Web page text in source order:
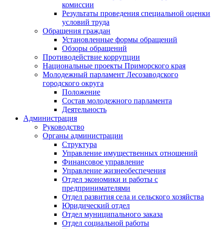
комиссии
Результаты проведения специальной оценки
условий труда
Обращения граждан
Установленные формы обращений
Обзоры обращений
Противодействие коррупции
Национальные проекты Приморского края
Молодежный парламент Лесозаводского
городского округа
Положение
Состав молодежного парламента
Деятельность
Администрация
Руководство
Органы администрации
Структура
Управление имущественных отношений
Финансовое управление
Управление жизнеобеспечения
Отдел экономики и работы с
предпринимателями
Отдел развития села и сельского хозяйства
Юридический отдел
Отдел муниципального заказа
Отдел социальной работы